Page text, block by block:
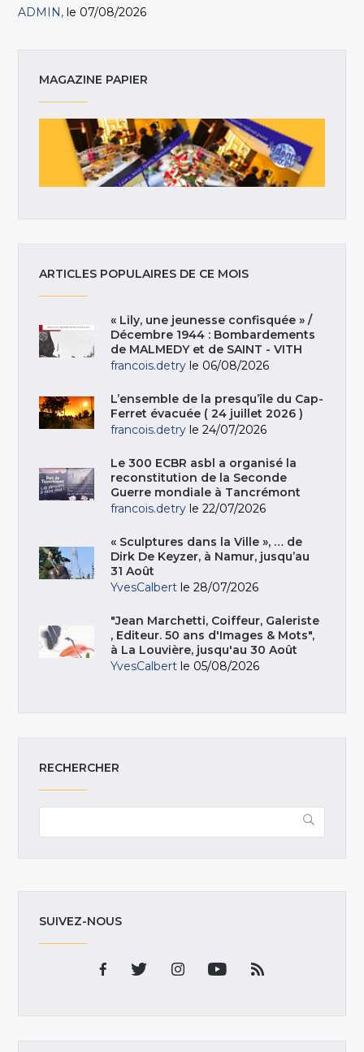
ADMIN le 07/08/2026
MAGAZINE PAPIER
ARTICLES POPULAIRES DE CE MOIS
« Lily, une jeunesse confisquée » /
Décembre 1944 : Bombardements
de MALMEDY et de SAINT - VITH
francois.detry le 06/08/2026
L’ensemble de la presqu’île du Cap-
Ferret évacuée ( 24 juillet 2026 )
francois.detry le 24/07/2026
Le 300 ECBR asbl a organisé la
reconstitution de la Seconde
Guerre mondiale à Tancrémont
francois.detry le 22/07/2026
« Sculptures dans la Ville », … de
Dirk De Keyzer, à Namur, jusqu’au
31 Août
YvesCalbert le 28/07/2026
"Jean Marchetti, Coiffeur, Galeriste
, Editeur. 50 ans d'Images & Mots",
à La Louvière, jusqu'au 30 Août
YvesCalbert le 05/08/2026
RECHERCHER
SUIVEZ-NOUS